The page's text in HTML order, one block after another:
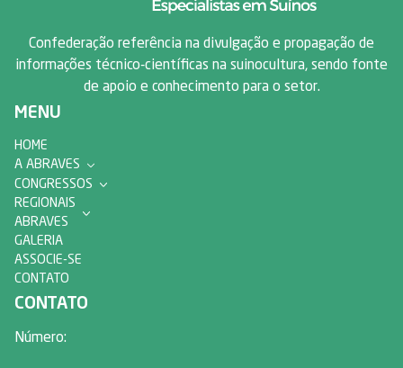
Confederação referência na divulgação e propagação de
informações técnico-científicas na suinocultura, sendo fonte
de apoio e conhecimento para o setor.
MENU
HOME
A ABRAVES
CONGRESSOS
REGIONAIS
ABRAVES
GALERIA
ASSOCIE-SE
CONTATO
CONTATO
Número: